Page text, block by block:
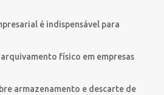
é indispensável para
físico em empresas
armazenamento e descarte de